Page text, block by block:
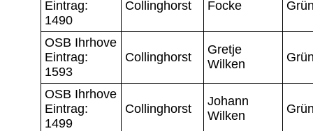
Eintrag:
1490
Collinghorst Focke
OSB Ihrhove
Eintrag:
1593
Collinghorst
Gretje
Wilken
OSB Ihrhove
Eintrag:
1499
Collinghorst
Johann
Wilken